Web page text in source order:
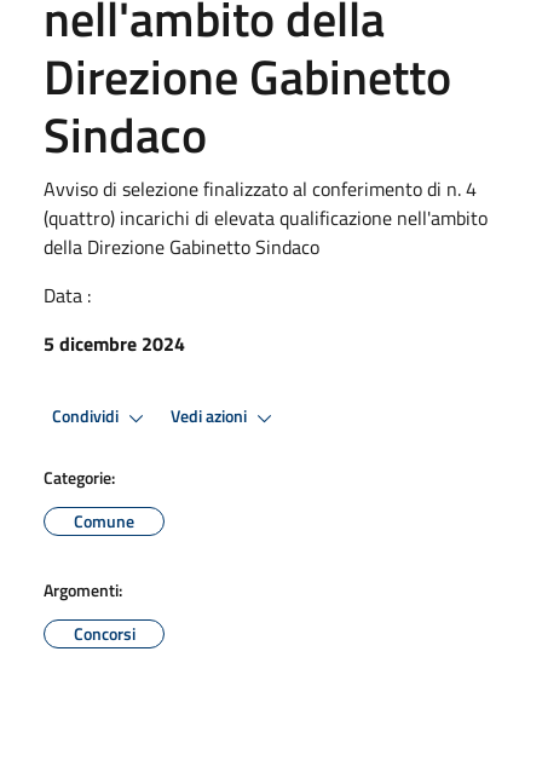
nell'ambito della
Direzione Gabinetto
Sindaco
Avviso di selezione finalizzato al conferimento di n. 4
(quattro) incarichi di elevata qualificazione nell'ambito
della Direzione Gabinetto Sindaco
Data :
5 dicembre 2024
Condividi Vedi azioni
Categorie:
Comune
Argomenti:
Concorsi